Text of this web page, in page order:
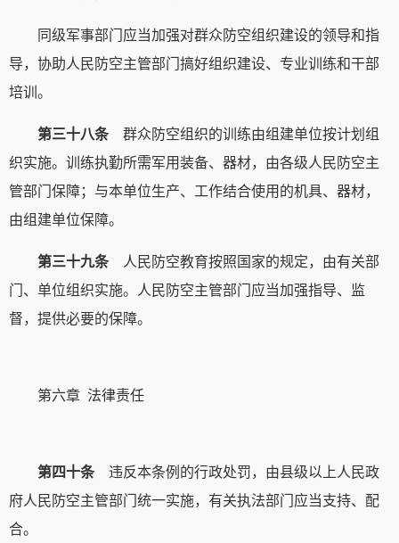
同级军事部门应当加强对群众防空组织建设的领导和指
导，协助人民防空主管部门搞好组织建设、专业训练和干部
培训。
第三十八条 群众防空组织的训练由组建单位按计划组
织实施。训练执勤所需军用装备、器材，由各级人民防空主
管部门保障；与本单位生产、工作结合使用的机具、器材，
由组建单位保障。
第三十九条
人民防空教育按照国家的规定，由有关部
门、单位组织实施。人民防空主管部门应当加强指导、监
督，提供必要的保障。
第六章 法律责任
第四十条 违反本条例的行政处罚，由县级以上人民政
府人民防空主管部门统一实施，有关执法部门应当支持、配
合。